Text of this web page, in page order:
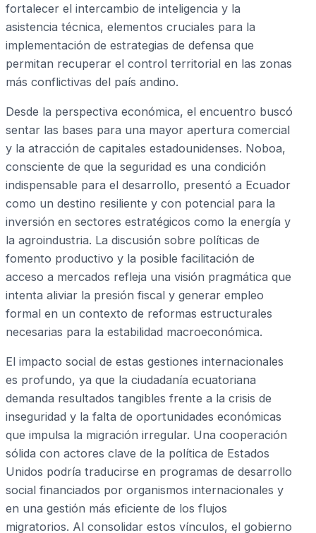
fortalecer el intercambio de inteligencia y la
asistencia técnica, elementos cruciales para la
implementación de estrategias de defensa que
permitan recuperar el control territorial en las zonas
más conflictivas del país andino.
Desde la perspectiva económica, el encuentro buscó
sentar las bases para una mayor apertura comercial
y la atracción de capitales estadounidenses. Noboa,
consciente de que la seguridad es una condición
indispensable para el desarrollo, presentó a Ecuador
como un destino resiliente y con potencial para la
inversión en sectores estratégicos como la energía y
la agroindustria. La discusión sobre políticas de
fomento productivo y la posible facilitación de
acceso a mercados refleja una visión pragmática que
intenta aliviar la presión fiscal y generar empleo
formal en un contexto de reformas estructurales
necesarias para la estabilidad macroeconómica.
El impacto social de estas gestiones internacionales
es profundo, ya que la ciudadanía ecuatoriana
demanda resultados tangibles frente a la crisis de
inseguridad y la falta de oportunidades económicas
que impulsa la migración irregular. Una cooperación
sólida con actores clave de la política de Estados
Unidos podría traducirse en programas de desarrollo
social financiados por organismos internacionales y
en una gestión más eficiente de los flujos
migratorios. Al consolidar estos vínculos, el gobierno